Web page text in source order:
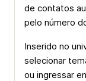
de contatos
pelo número
Inserido no
selecionar
ou ingressar